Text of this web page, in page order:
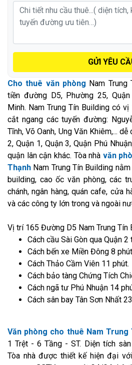
GỬI YÊU
Cho thuê văn phòng Nam
tiền đường D5, Phường 25,
Minh. Nam Trung Tín Building có
cắt ngang các tuyến đường:
Tĩnh, Võ Oanh, Ung Văn Khiêm,...
2, Quận 1, Quận 3, Quận Phú
quận lân cận khác. Tòa nhà văn
Thạnh Nam Trung Tín Building
building, cao ốc văn phòng, các
chánh, ngân hàng, quán cafe, cửa
và các công ty lớn trong và ngoài
Vị trí 165 Đường D5 Nam Trung Tín
Cách cầu Sài Gòn qua Quận 2
Cách bến xe Miền Đông 8
Cách Thảo Cầm Viên 11 phút.
Cách bảo tàng Chứng Tích
Cách ngã tư Phú Nhuận 14
Cách sân bay Tân Sơn Nhất
Văn phòng cho thuê Nam Trung
1 Trệt - 6 Tầng - ST. Diện tích
Tòa nhà được thiết kế hiện đại